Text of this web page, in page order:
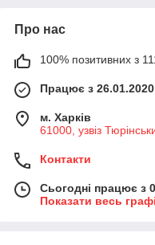
Про нас
100% позитивних з 111
Працює з 26.01.2020
м. Харків
61000, узвіз
Контакти
Сьогодні працює з
Показати весь